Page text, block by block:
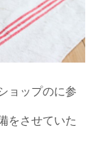
ョップのに参
をさせていた